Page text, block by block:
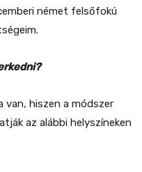
német felsőfokú
van, hiszen a módszer
az alábbi helyszíneken